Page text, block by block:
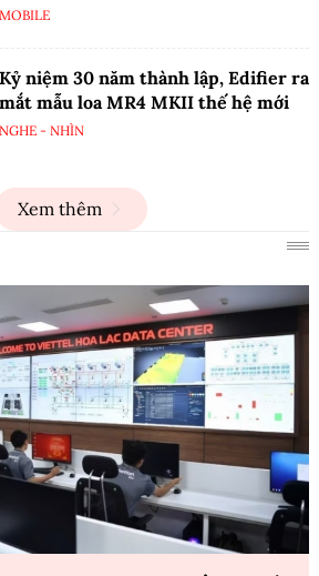
MOBILE
Kỷ niệm 30 năm thành lập, Edifier ra
mắt mẫu loa MR4 MKII thế hệ mới
NGHE - NHÌN
Xem thêm